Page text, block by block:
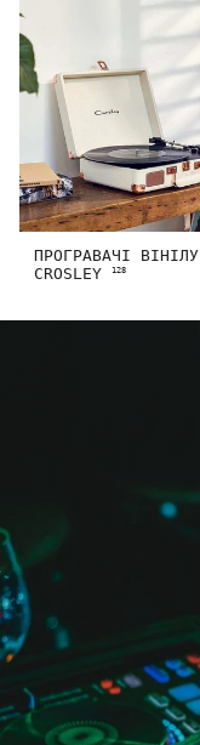
ПРОГРАВАЧІ ВІНІЛУ
CROSLEY
128